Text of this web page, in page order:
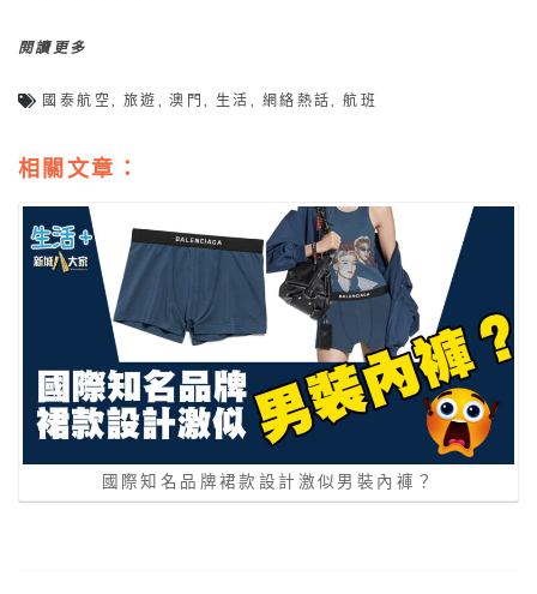
閱讀更多
國泰航空, 旅遊 ,澳門, 生活 , 網絡熱話,航班
相關文章：
國際知名品牌裙款設計激似男裝內褲？